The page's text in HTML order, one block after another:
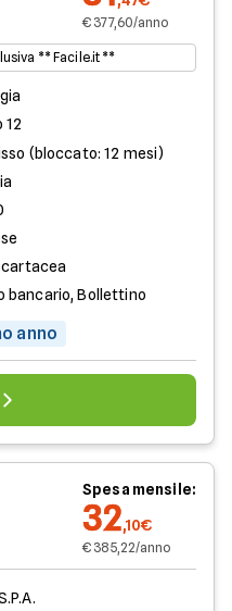
€ 377,60/anno
** Facile.it **
12
(bloccato: 12 mesi)
bancario, Bollettino
anno
Spesa mensile:
32,10€
€ 385,22/anno